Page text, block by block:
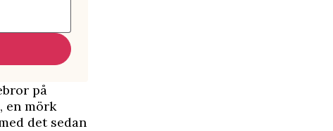
på
en mörk
det sedan